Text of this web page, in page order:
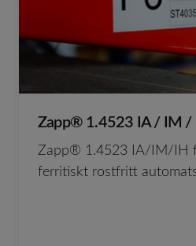
Zapp® 1.4523 IA / IM /
Zapp® 1.4523 IA/IM/IH
ferritiskt rostfritt